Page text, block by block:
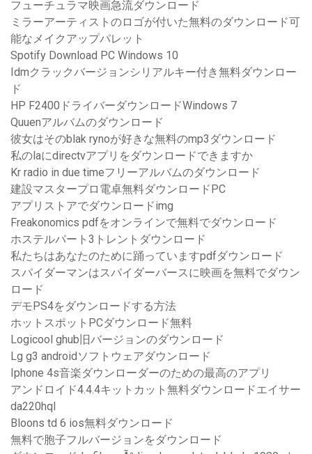
フューチュラマ映画急流ダウンロード
ミラーアーティストのロゴが付いた無料のダウンロード可
能なメイクアップパレット
Spotify Download PC Windows 10
Idmクラックバージョンシリアルキー付き無料ダウンロー
ド
HP F2400ドライバーダウンロードWindows 7
Quuenアルバムのダウンロード
彼女はそのblak rynoが好きな無料のmp3ダウンロード
私のlaにdirectvアプリをダウンロードできますか
Kr radio in due timeフリーアルバムのダウンロード
建設マスタープロ電卓無料ダウンロードPC
アプリストアでダウンロードimg
Freakonomics pdfをオンラインで無料でダウンロード
ホステルパート3トレントダウンロード
私たちはあなたのために踊っていますpdfダウンロード
スパイダーマンはスパイダーバースに映画を無料でダウン
ロード
デモPS4をダウンロードする方法
ホットスポットPCダウンロード無料
Logicool ghub旧バージョンのダウンロード
Lg g3 androidソフトウェアダウンロード
Iphone 4s音楽ダウンローダーのための最高のアプリ
アンドロイド4.4.4キットカット無料ダウンロードエイサー
da220hql
Bloons td 6 ios無料ダウンロード
無料で胞子フルバージョンをダウンロード